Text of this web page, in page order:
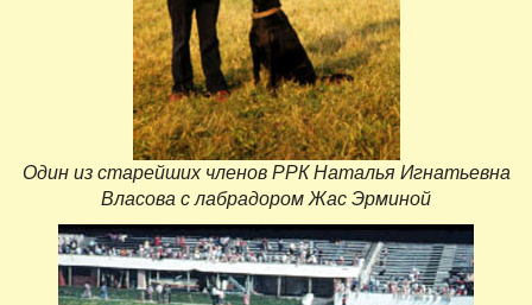
Один из старейших членов РРК Наталья Игнатьевна
Власова с лабрадором Жас Эрминой